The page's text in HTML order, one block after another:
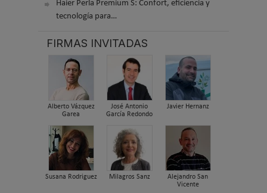
Haier Perla Premium S: Confort, eficiencia y
tecnología para…
FIRMAS INVITADAS
Alberto Vázquez
Garea
José Antonio
García Redondo
Javier Hernanz
Susana Rodriguez Milagros Sanz
Alejandro San
Vicente